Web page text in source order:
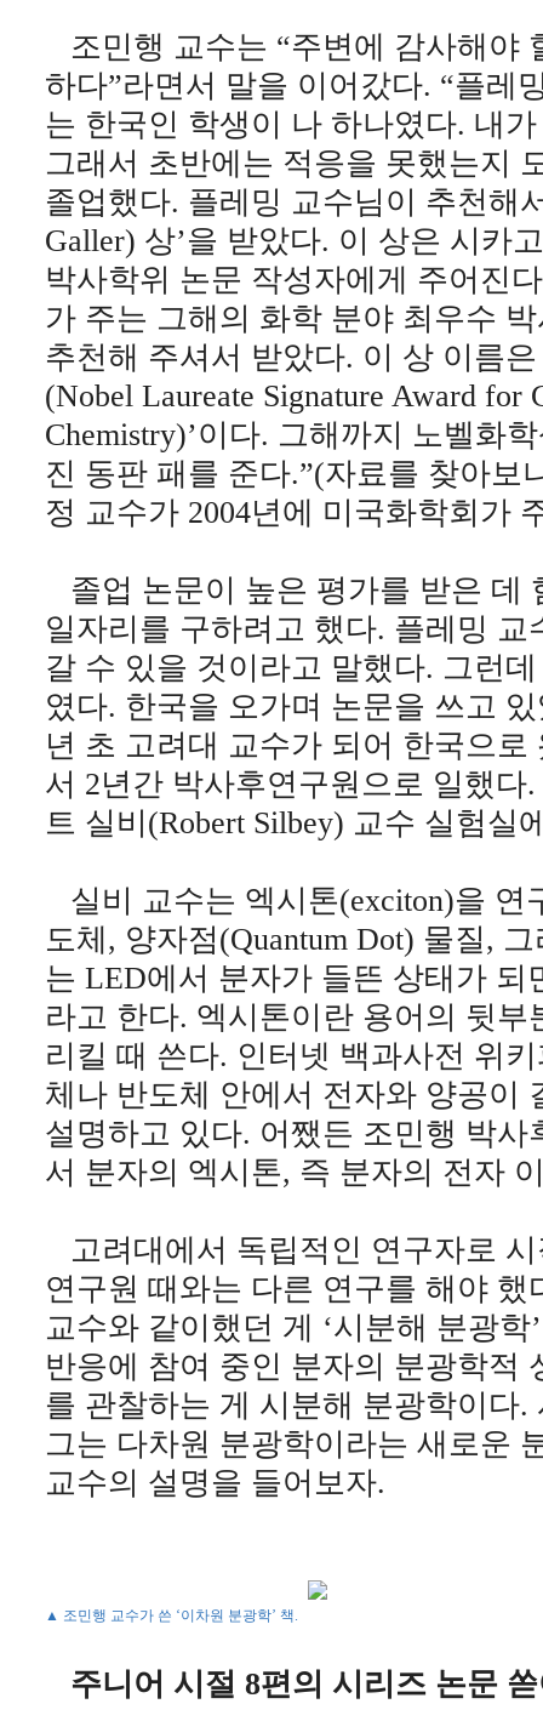
조민행 교수는 “주변에 감사해야
하다”라면서 말을 이어갔다. “플레
는 한국인 학생이 나 하나였다. 내
그래서 초반에는 적응을 못했는지
졸업했다. 플레밍 교수님이 추천해
Galler) 상’을 받았다. 이 상은 시카
박사학위 논문 작성자에게 주어진
가 주는 그해의 화학 분야 최우수
추천해 주셔서 받았다. 이 상 이름
(Nobel Laureate Signature Award for
Chemistry)’이다. 그해까지 노벨화
진 동판 패를 준다.”(자료를 찾아보
정 교수가 2004년에 미국화학회가
졸업 논문이 높은 평가를 받은 데
일자리를 구하려고 했다. 플레밍
갈 수 있을 것이라고 말했다. 그런
였다. 한국을 오가며 논문을 쓰고
년 초 고려대 교수가 되어 한국으
서 2년간 박사후연구원으로 일했
트 실비(Robert Silbey) 교수 실험실
실비 교수는 엑시톤(exciton)을 연
도체, 양자점(Quantum Dot) 물질,
는 LED에서 분자가 들뜬 상태가
라고 한다. 엑시톤이란 용어의 뒷부
리킬 때 쓴다. 인터넷 백과사전 위
체나 반도체 안에서 전자와 양공이
설명하고 있다. 어쨌든 조민행 박
서 분자의 엑시톤, 즉 분자의 전자
고려대에서 독립적인 연구자로
연구원 때와는 다른 연구를 해야
교수와 같이했던 게 ‘시분해 분광
반응에 참여 중인 분자의 분광학적
를 관찰하는 게 시분해 분광학이다
그는 다차원 분광학이라는 새로운
교수의 설명을 들어보자.
▲ 조민행 교수가 쓴 ‘이차원 분광학’ 책.
주니어 시절 8편의 시리즈 논문